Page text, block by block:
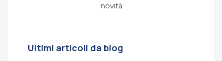
novità
Ultimi articoli da blog